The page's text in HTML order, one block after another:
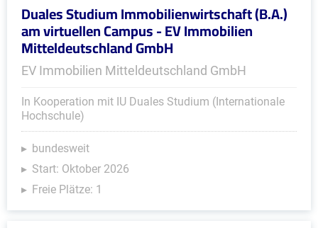
Duales Studium Immobilienwirtschaft (B.A.)
am virtuellen Campus - EV Immobilien
Mitteldeutschland GmbH
EV Immobilien Mitteldeutschland GmbH
In Kooperation mit IU Duales Studium (Internationale
Hochschule)
bundesweit
Start: Oktober 2026
Freie Plätze: 1